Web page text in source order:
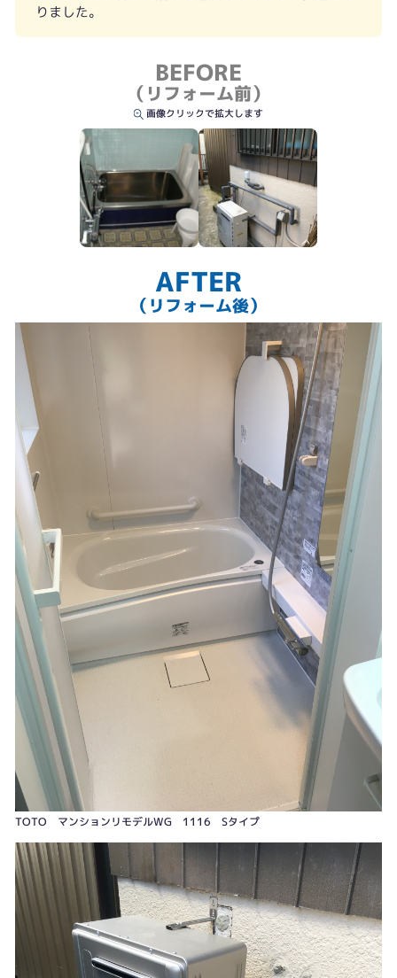
りました。
BEFORE
（リフォーム前）
画像クリックで拡大します
AFTER
（リフォーム後）
TOTO マンションリモデルWG 1116 Sタイプ
東邦ガス エコジョーズ暖房給湯器